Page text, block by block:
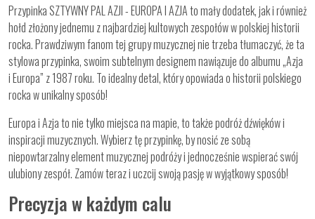
Przypinka SZTYWNY PAL AZJI - EUROPA I AZJA to mały dodatek, jak i również
hołd złożony jednemu z najbardziej kultowych zespołów w polskiej historii
rocka. Prawdziwym fanom tej grupy muzycznej nie trzeba tłumaczyć, że ta
stylowa przypinka, swoim subtelnym designem nawiązuje do albumu „Azja
i Europa” z 1987 roku. To idealny detal, który opowiada o historii polskiego
rocka w unikalny sposób!
Europa i Azja to nie tylko miejsca na mapie, to także podróż dźwięków i
inspiracji muzycznych. Wybierz tę przypinkę, by nosić ze sobą
niepowtarzalny element muzycznej podróży i jednocześnie wspierać swój
ulubiony zespół. Zamów teraz i uczcij swoją pasję w wyjątkowy sposób!
Precyzja w każdym calu